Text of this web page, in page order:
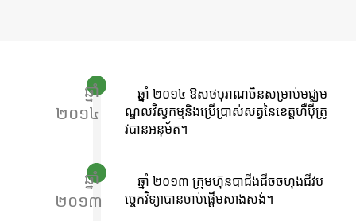
ឆ្នាំ
២០១៤
ឆ្នាំ ២០១៤ ឱសថបុរាណចិនសម្រាប់មជ្ឈម
ណ្ឌលវិស្វកម្មនិងប្រើប្រាស់សត្វនៃខេត្តហឺប៉ីត្រូ
វបានអនុម័ត។
ឆ្នាំ
២០១៣
ឆ្នាំ ២០១៣ ក្រុមហ៊ុនបាជីងជីចចហុងជីវប
ច្ចេកវិទ្យាបានចាប់ផ្តើមសាងសង់។